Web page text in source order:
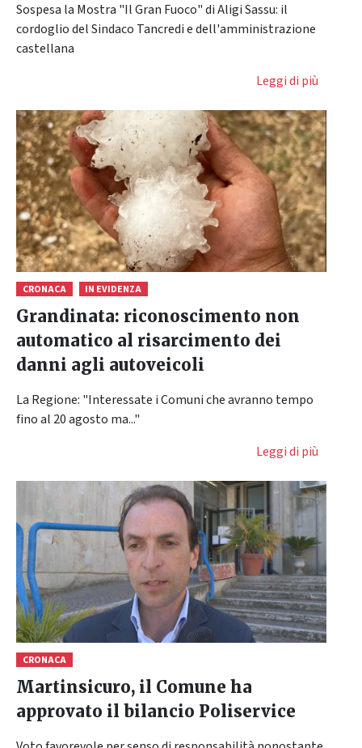
Sospesa la Mostra "Il Gran Fuoco" di Aligi Sassu: il
cordoglio del Sindaco Tancredi e dell'amministrazione
castellana
Leggi di più
CRONACA IN EVIDENZA
Grandinata: riconoscimento non
automatico al risarcimento dei
danni agli autoveicoli
La Regione: "Interessate i Comuni che avranno tempo
fino al 20 agosto ma..."
Leggi di più
CRONACA
Martinsicuro, il Comune ha
approvato il bilancio Poliservice